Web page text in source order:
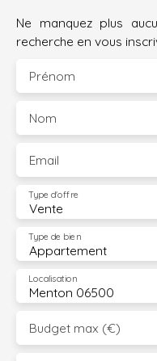
Ne manquez plus
recherche en vous
Prénom
Nom
Email
Vente
Type d'offre
Appartement
Type de bien
Menton 06500
Localisation
Budget max (€)